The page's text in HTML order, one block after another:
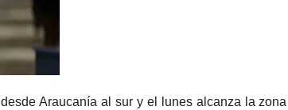
Araucanía al sur y el lunes alcanza la zona